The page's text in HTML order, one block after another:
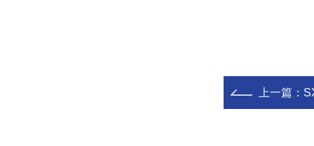
上一篇：